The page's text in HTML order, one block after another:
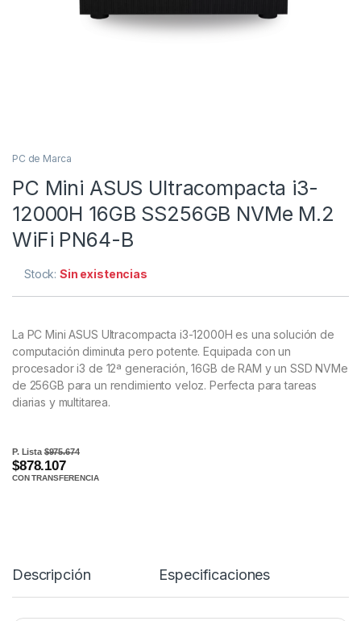
PC de Marca
PC Mini ASUS Ultracompacta i3-
12000H 16GB SS256GB NVMe M.2
WiFi PN64-B
Stock:Sin existencias
La PC Mini ASUS Ultracompacta i3-12000H es una solución de
computación diminuta pero potente. Equipada con un
procesador i3 de 12ª generación, 16GB de RAM y un SSD NVMe
de 256GB para un rendimiento veloz. Perfecta para tareas
diarias y multitarea.
P. Lista$975.674
$878.107
CON TRANSFERENCIA
Descripción Especificaciones